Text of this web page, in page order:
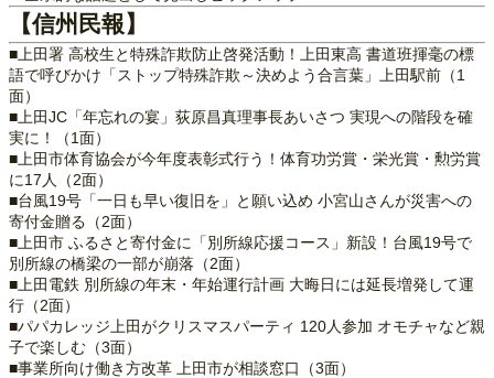
【信州民報】
■上田署 高校生と特殊詐欺防止啓発活動！上田東高 書道班揮毫の標
語で呼びかけ「ストップ特殊詐欺～決めよう合言葉」上田駅前（1
面）
■上田JC「年忘れの宴」荻原昌真理事長あいさつ 実現への階段を確
実に！（1面）
■上田市体育協会が今年度表彰式行う！体育功労賞・栄光賞・勲労賞
に17人（2面）
■台風19号「一日も早い復旧を」と願い込め 小宮山さんが災害への
寄付金贈る（2面）
■上田市 ふるさと寄付金に「別所線応援コース」新設！台風19号で
別所線の橋梁の一部が崩落（2面）
■上田電鉄 別所線の年末・年始運行計画 大晦日には延長増発して運
行（2面）
■パパカレッジ上田がクリスマスパーティ 120人参加 オモチャなど親
子で楽しむ（3面）
■事業所向け働き方改革 上田市が相談窓口（3面）